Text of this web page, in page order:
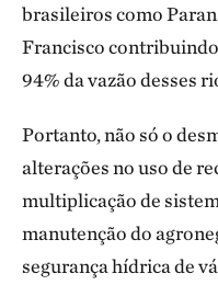
brasileiros como
Francisco contribuindo
94% da vazão desses
Portanto, não só o
alterações no uso de
multiplicação de
manutenção do
segurança hídrica de